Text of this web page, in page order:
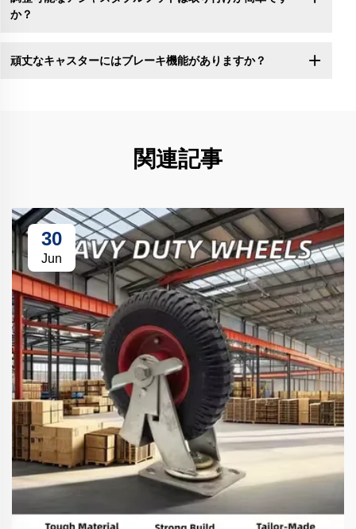
か？
頑丈なキャスターにはブレーキ機能がありますか？
関連記事
30
Jun